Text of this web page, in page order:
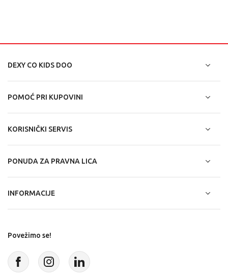
DEXY CO KIDS DOO
POMOĆ PRI KUPOVINI
KORISNIČKI SERVIS
PONUDA ZA PRAVNA LICA
INFORMACIJE
Povežimo se!